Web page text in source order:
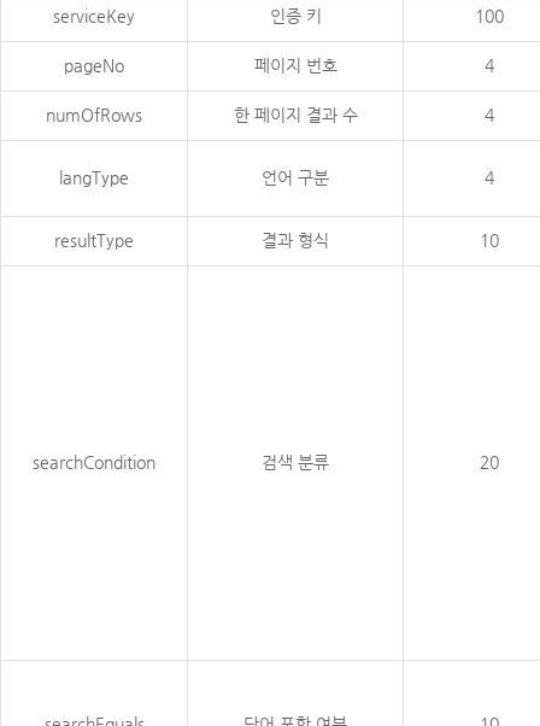
serviceKey 인증 키 100
pageNo 페이지 번호 4
numOfRows 한 페이지 결과 수 4
langType 언어 구분 4
resultType 결과 형식 10
searchCondition 검색 분류 20